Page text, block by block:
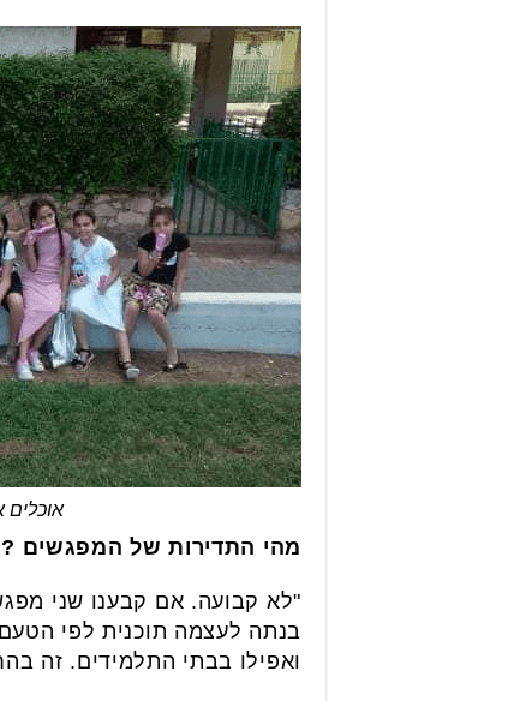
אוכלים
מהי התדירות של המפגשים ?
"לא קבועה. אם קבענו שני
בנתה לעצמה תוכנית לפי
ואפילו בבתי התלמידים. זה